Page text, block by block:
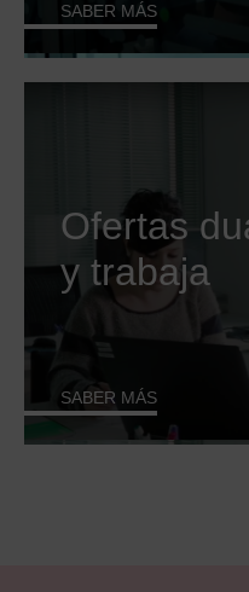
SABER MÁS
Ofertas
y trabaja
SABER MÁS